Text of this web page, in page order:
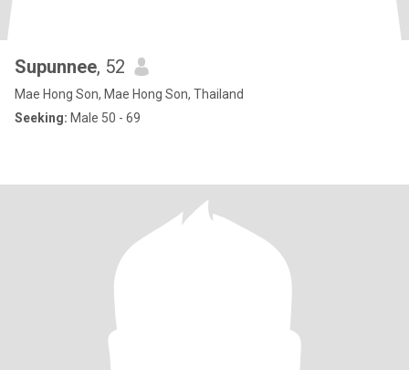
Supunnee, 52
Mae Hong Son, Mae Hong Son, Thailand
Seeking: Male 50 - 69